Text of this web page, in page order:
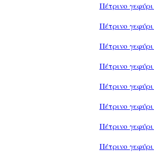
Πέτρινο
Πέτρινο
Πέτρινο
Πέτρινο
Πέτρινο
Πέτρινο
Πέτρινο
Πέτρινο